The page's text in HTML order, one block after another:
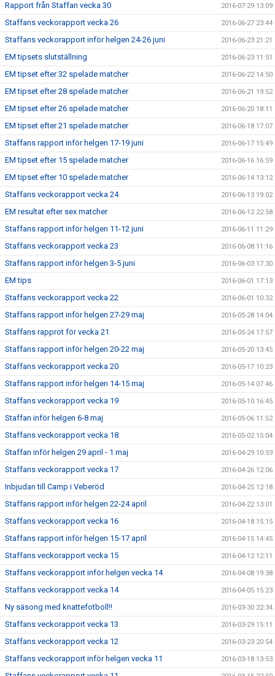
Rapport från Staffan vecka 30 2016-07-29 13:09
Staffans veckorapport vecka 26 2016-06-27 23:44
Staffans veckorapport inför helgen 24-26 juni 2016-06-23 21:21
EM tipsets slutställning 2016-06-23 11:51
EM tipset efter 32 spelade matcher 2016-06-22 14:50
EM tipset efter 28 spelade matcher 2016-06-21 19:52
EM tipset efter 26 spelade matcher 2016-06-20 18:11
EM tipset efter 21 spelade matcher 2016-06-18 17:07
Staffans rapport inför helgen 17-19 juni 2016-06-17 15:49
EM tipset efter 15 spelade matcher 2016-06-16 16:59
EM tipset efter 10 spelade matcher 2016-06-14 13:12
Staffans veckorapport vecka 24 2016-06-13 19:02
EM resultat efter sex matcher 2016-06-12 22:58
Staffans rapport inför helgen 11-12 juni 2016-06-11 11:29
Staffans veckorapport vecka 23 2016-06-08 11:16
Staffans rapport inför helgen 3-5 juni 2016-06-03 17:30
EM tips 2016-06-01 17:13
Staffans veckorapport vecka 22 2016-06-01 10:32
Staffans rapport inför helgen 27-29 maj 2016-05-28 14:04
Staffans rapprot för vecka 21 2016-05-24 17:57
Staffans rapport inför helgen 20-22 maj 2016-05-20 13:45
Staffans veckorapport vecka 20 2016-05-17 10:23
Staffans rapport inför helgen 14-15 maj 2016-05-14 07:46
Staffans veckorapport vecka 19 2016-05-10 16:45
Staffan inför helgen 6-8 maj 2016-05-06 11:52
Staffans veckorapport vecka 18 2016-05-02 15:04
Staffan inför helgen 29 april - 1 maj 2016-04-29 10:59
Staffans veckorapport vecka 17 2016-04-26 12:06
Inbjudan till Camp i Veberöd 2016-04-25 12:18
Staffans rapport inför helgen 22-24 april 2016-04-22 13:01
Staffans veckorapport vecka 16 2016-04-18 15:15
Staffans rapport inför helgen 15-17 april 2016-04-15 14:45
Staffans veckorapport vecka 15 2016-04-12 12:11
Staffans veckorapport inför helgen vecka 14 2016-04-08 19:38
Staffans veckorapport vecka 14 2016-04-05 15:23
Ny säsong med knattefotboll!! 2016-03-30 22:34
Staffans veckorapport vecka 13 2016-03-29 15:11
Staffans veckorapport vecka 12 2016-03-23 20:54
Staffans veckorapport inför helgen vecka 11 2016-03-18 13:53